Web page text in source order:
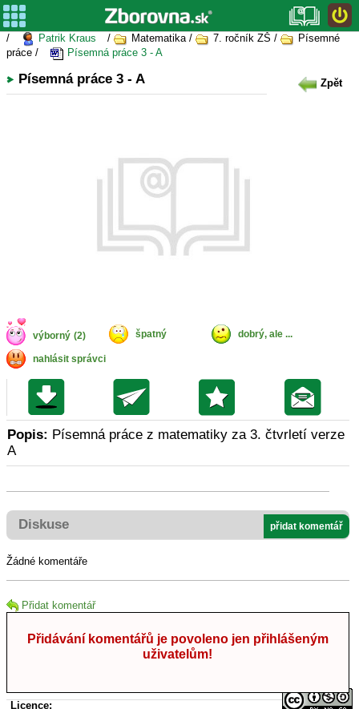
/ Patrik Kraus / Matematika / 7. ročník ZŠ /
Písemné
práce /
Písemná práce 3 - A
Písemná práce 3 - A Zpět
výborný (2) špatný dobrý, ale ...
nahlásit správci
Popis: Písemná práce z matematiky za 3. čtvrletí verze
A
Diskuse přidat komentář
Žádné komentáře
Přidat komentář
Přidávání komentářů je povoleno jen přihlášeným
uživatelům!
Licence: